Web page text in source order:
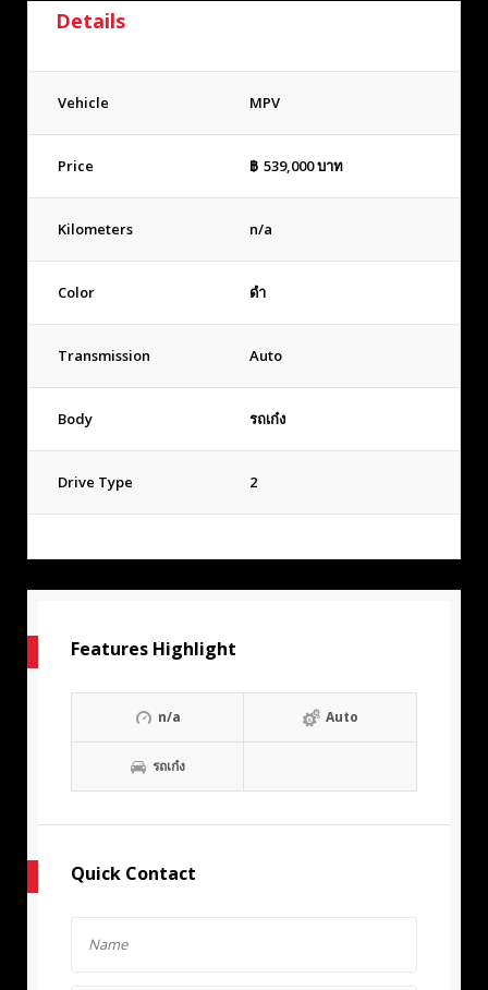
Details
Vehicle MPV
Price ฿ 539,000บาท
Kilometers n/a
Color ดำ
Transmission Auto
Body รถเก๋ง
Drive Type 2
Features Highlight
n/a Auto
รถเก๋ง
Quick Contact